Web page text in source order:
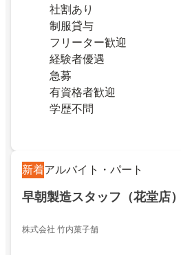
社割あり
制服貸与
フリーター歓迎
経験者優遇
急募
有資格者歓迎
学歴不問
新着アルバイト・パート
早朝製造スタッフ（花堂店）
株式会社 竹内菓子舗